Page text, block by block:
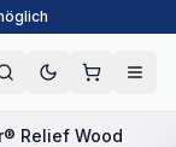
Relief Wood